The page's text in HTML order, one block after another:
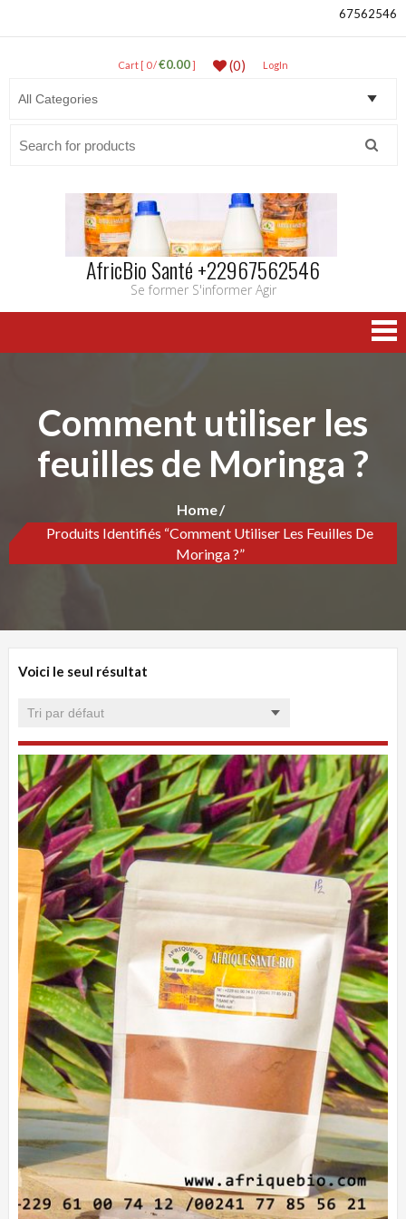
67562546
Cart [ 0 /€0.00] (0) LogIn
AfricBio Santé +22967562546
Se former S'informer Agir
Comment utiliser les
feuilles de Moringa ?
Home
Produits Identifiés “Comment Utiliser Les Feuilles De
Moringa ?”
Voici le seul résultat